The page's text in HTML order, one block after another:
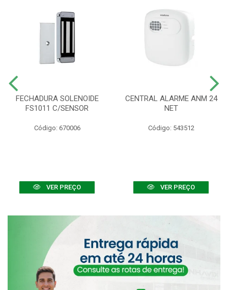
FECHADURA SOLENOIDE
FS1011 C/SENSOR
Código: 670006
VER PREÇO
CENTRAL ALARME ANM 24
NET
Código: 543512
VER PREÇO